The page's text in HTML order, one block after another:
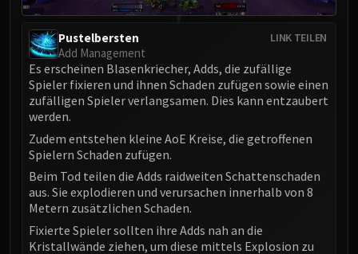
Atramedes
Nefarian
Halfus Wyrmbreaker
Ascendant Council
Cho#gall
Sinestra
AMIRDRASSIL
Gnarlroot
Igira
LINK TEILEN
Pustelbersten
Add Management
Es erscheinen Blasenkriecher, Adds, die zufällige
Spieler fixieren und ihnen Schaden zufügen sowie einen
zufälligen Spieler verlangsamen. Dies kann entzaubert
werden.
Zudem entstehen kleine AoE Kreise, die getroffenen
Spielern Schaden zufügen.
Beim Tod teilen die Adds raidweiten Schattenschaden
aus. Sie explodieren und verursachen innerhalb von 8
Metern zusätzlichen Schaden.
Fixierte Spieler sollten ihre Adds nah an die
Kristallwände ziehen, um diese mittels Explosion zu